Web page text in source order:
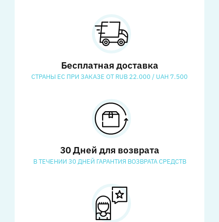
Бесплатная доставка
СТРАНЫ ЕС ПРИ ЗАКАЗЕ ОТ RUB 22.000 / UAH 7.500
30 Дней для возврата
В ТЕЧЕНИИ 30 ДНЕЙ ГАРАНТИЯ ВОЗВРАТА СРЕДСТВ